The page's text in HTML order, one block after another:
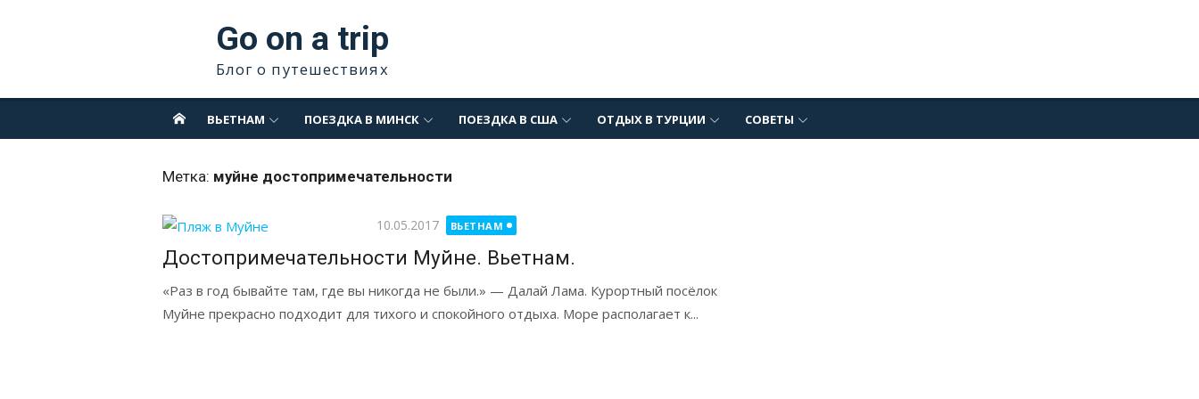
Go on a trip
Блог о путешествиях
ВЬЕТНАМ ПОЕЗДКА В МИНСК ПОЕЗДКА В США ОТДЫХ В ТУРЦИИ СОВЕТЫ
Метка: муйне достопримечательности
Опубликовано
10.05.2017 ВЬЕТНАМ
Достопримечательности Муйне. Вьетнам.
«Раз в год бывайте там, где вы никогда не были.» — Далай Лама. Курортный посёлок
Муйне прекрасно подходит для тихого и спокойного отдыха. Море располагает к...